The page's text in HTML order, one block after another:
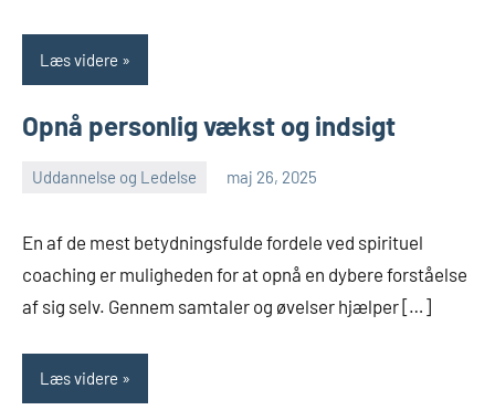
Læs videre
Opnå personlig vækst og indsigt
Uddannelse og Ledelse maj 26, 2025
En af de mest betydningsfulde fordele ved spirituel
coaching er muligheden for at opnå en dybere forståelse
af sig selv. Gennem samtaler og øvelser hjælper […]
Læs videre